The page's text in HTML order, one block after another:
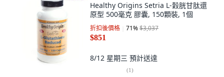
Healthy Origins Setria L-穀胱甘肽還
原型 500毫克 膠囊, 150顆裝, 1個
折扣後價格 71%$3,037
$851
8/12 星期三 預計送達
(1)